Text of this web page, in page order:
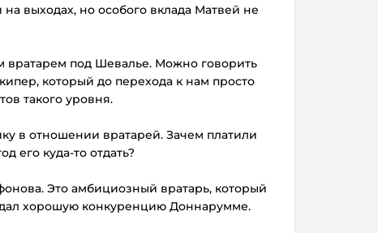
выходах, но особого вклада Матвей не
вратарем под Шевалье. Можно говорить
который до перехода к нам просто
такого уровня.
в отношении вратарей. Зачем платили
его куда-то отдать?
Это амбициозный вратарь, который
хорошую конкуренцию Доннарумме.